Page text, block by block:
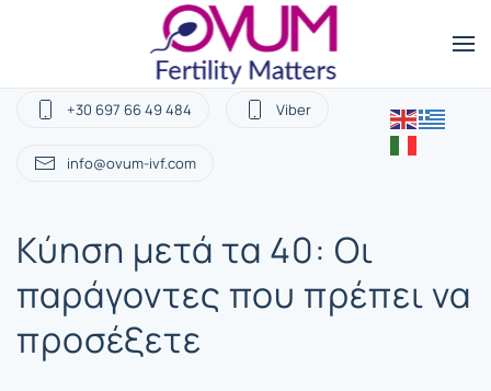
+30 697 66 49 484 Viber
info@ovum-ivf.com
Κύηση μετά τα 40: Οι
παράγοντες που πρέπει να
προσέξετε